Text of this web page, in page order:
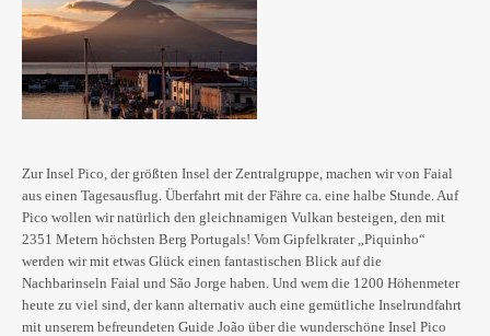
Zur Insel Pico, der größten Insel der Zentralgruppe, machen wir von Faial
aus einen Tagesausflug. Überfahrt mit der Fähre ca. eine halbe Stunde. Auf
Pico wollen wir natürlich den gleichnamigen Vulkan besteigen, den mit
2351 Metern höchsten Berg Portugals! Vom Gipfelkrater „Piquinho“
werden wir mit etwas Glück einen fantastischen Blick auf die
Nachbarinseln Faial und São Jorge haben. Und wem die 1200 Höhenmeter
heute zu viel sind, der kann alternativ auch eine gemütliche Inselrundfahrt
mit unserem befreundeten Guide João über die wunderschöne Insel Pico